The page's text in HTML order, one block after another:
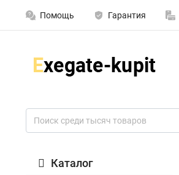
Помощь Гарантия
Каталог